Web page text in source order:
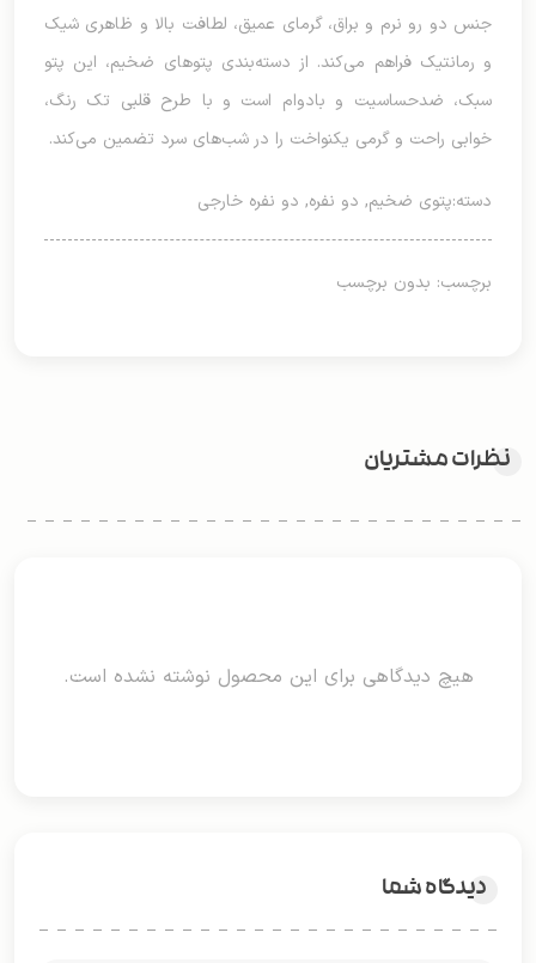
جنس دو رو نرم و براق، گرمای عمیق، لطافت بالا و ظاهری شیک
و رمانتیک فراهم می‌کند. از دسته‌بندی پتوهای ضخیم، این پتو
سبک، ضدحساسیت و بادوام است و با طرح قلبی تک رنگ،
خوابی راحت و گرمی یکنواخت را در شب‌های سرد تضمین می‌کند.
دسته:پتوی ضخیم, دو نفره, دو نفره خارجی
برچسب: بدون برچسب
نظرات مشتریان
هیچ دیدگاهی برای این محصول نوشته نشده است.
دیدگاه شما